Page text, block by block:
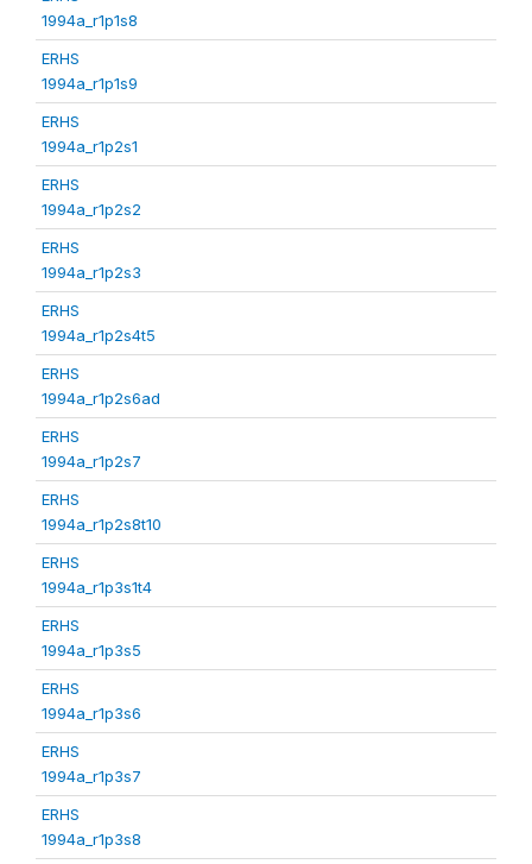
1994a_r1p1s8
ERHS
1994a_r1p1s9
ERHS
1994a_r1p2s1
ERHS
1994a_r1p2s2
ERHS
1994a_r1p2s3
ERHS
1994a_r1p2s4t5
ERHS
1994a_r1p2s6ad
ERHS
1994a_r1p2s7
ERHS
1994a_r1p2s8t10
ERHS
1994a_r1p3s1t4
ERHS
1994a_r1p3s5
ERHS
1994a_r1p3s6
ERHS
1994a_r1p3s7
ERHS
1994a_r1p3s8